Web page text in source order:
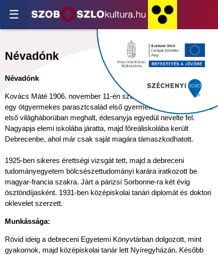
☰
Névadónk
Névadónk
Kovács Máté 1906. november 11-én született Hajdúszoboszlón
egy ötgyermekes parasztcsalád első gyermekeként. Édesapja az
első világháborúban meghalt, édesanyja egyedül nevelte fel.
Nagyapja elemi iskolába járatta, majd főreáliskolába került
Debrecenbe, ahol már csak saját magára támaszkodhatott.
1925-ben sikeres érettségi vizsgát tett, majd a debreceni
tudományegyetem bölcsészettudományi karára iratkozott be
magyar-francia szakra. Járt a párizsi Sorbonne-ra két évig
ösztöndíjasként. 1931-ben középiskolai tanári diplomát és doktori
oklevelet szerzett.
Munkássága:
Rövid ideig a debreceni Egyetemi Könyvtárban dolgozott, mint
gyakornok, majd középiskolai tanár lett Nyíregyházán. Később